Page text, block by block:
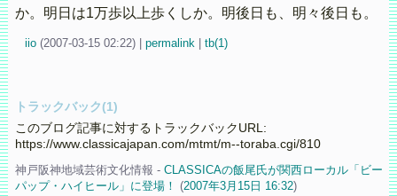
か。明日は1万歩以上歩くしか。明後日も、明々後日も。
iio (2007-03-15 02:22) permalink| tb(1)
トラックバック(1)
このブログ記事に対するトラックバックURL:
https://www.classicajapan.com/mtmt/m--toraba.cgi/810
神戸阪神地域芸術文化情報 - CLASSICAの飯尾氏が関西ローカル「ビー
パップ・ハイヒール」に登場！ (2007年3月15日 16:32)